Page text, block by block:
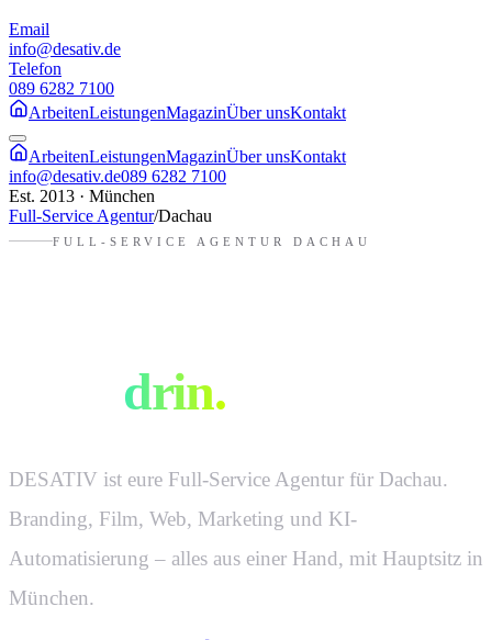
Email
info@desativ.de
Telefon
089 6282 7100
ArbeitenLeistungenMagazinÜber unsKontakt
ArbeitenLeistungenMagazinÜber unsKontakt
info@desativ.de089 6282 7100
Est. 2013 · München
Full-Service Agentur/Dachau
FULL-SERVICE AGENTUR DACHAU
drin.
DESATIV ist eure Full-Service Agentur für Dachau.
Branding, Film, Web, Marketing und KI-
Automatisierung – alles aus einer Hand, mit Hauptsitz in
München.